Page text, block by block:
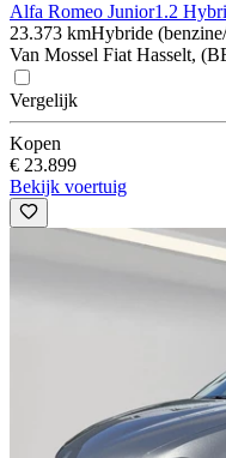
Alfa Romeo Junior1.2
23.373 kmHybride
Van Mossel Fiat Hasselt,
Vergelijk
Kopen
€ 23.899
Bekijk voertuig